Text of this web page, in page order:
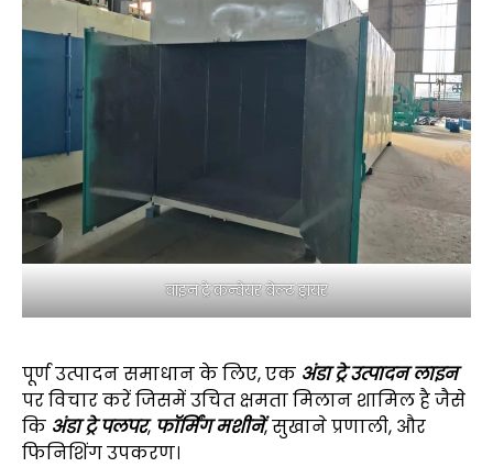
वाइन ट्रे कन्वेयर बेल्ट ड्रायर
पूर्ण उत्पादन समाधान के लिए, एक अंडा ट्रे उत्पादन लाइन
पर विचार करें जिसमें उचित क्षमता मिलान शामिल है जैसे
कि अंडा ट्रे पलपर, फॉर्मिंग मशीनें, सुखाने प्रणाली, और
फिनिशिंग उपकरण।